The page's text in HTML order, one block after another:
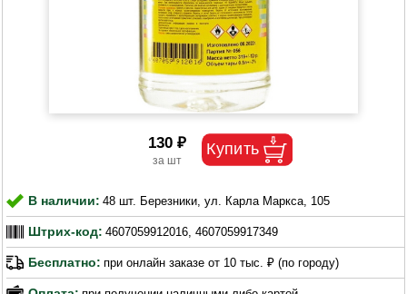
130 ₽
В наличии: 48 шт. Березники, ул. Карла Маркса, 105
Штрих-код: 4607059912016, 4607059917349
Бесплатно: при онлайн заказе от 10 тыс. ₽ (по городу)